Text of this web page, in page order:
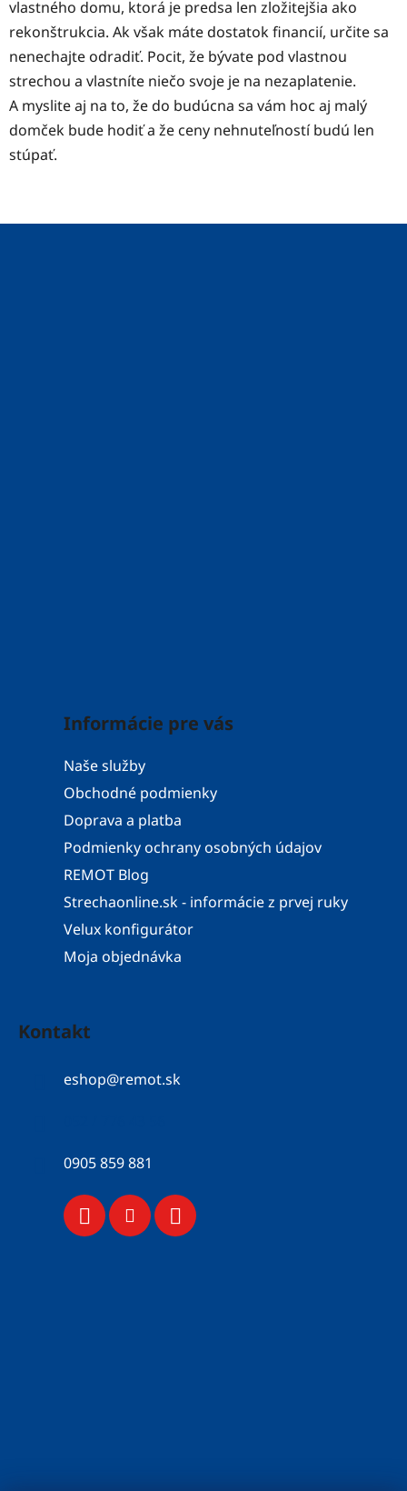
vlastného domu, ktorá je predsa len zložitejšia ako
rekonštrukcia. Ak však máte dostatok financií, určite sa
nenechajte odradiť. Pocit, že bývate pod vlastnou
strechou a vlastníte niečo svoje je na nezaplatenie.
A myslite aj na to, že do budúcna sa vám hoc aj malý
domček bude hodiť a že ceny nehnuteľností budú len
stúpať.
Z
Informácie pre vás
Naše služby
Obchodné podmienky
Doprava a platba
Podmienky ochrany osobných údajov
REMOT Blog
Strechaonline.sk - informácie z prvej ruky
Velux konfigurátor
Moja objednávka
Kontakt
eshop@remot.sk
0905 859 881